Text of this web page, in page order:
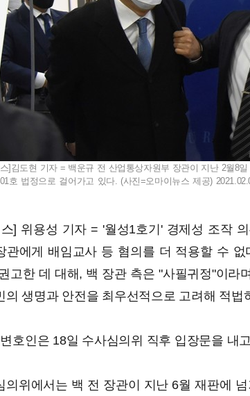
]김도현 기자 = 백운규 전 산업통상자원부 장관이 지난 2월8
호 법정으로 걸어가고 있다. (사진=오마이뉴스 제공)
] 위용성 기자 = '월성1호기' 경제성 조작
관에게 배임교사 등 혐의를 더 적용할 수
고한 데 대해, 백 장관 측은 "사필귀정"이라
의 생명과 안전을 최우선적으로 고려해 적법
호인은 18일 수사심의위 직후 입장문을 내
의위에서는 백 전 장관이 지난 6월 재판에